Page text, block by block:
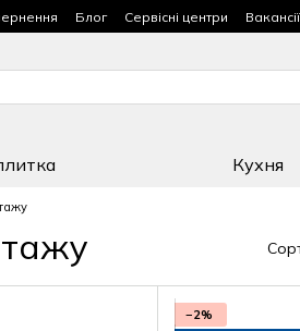
Блог Сервісні центри Вакансії
Кухня
−2%